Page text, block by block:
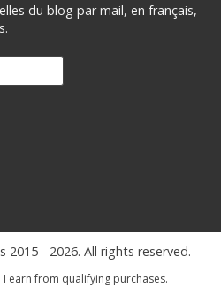
du blog par mail, en français,
2015 - 2026. All rights reserved.
earn from qualifying purchases.